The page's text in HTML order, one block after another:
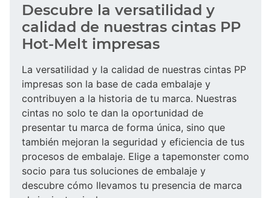
Descubre la versatilidad y
calidad de nuestras cintas PP
Hot-Melt impresas
La versatilidad y la calidad de nuestras cintas PP
impresas son la base de cada embalaje y
contribuyen a la historia de tu marca. Nuestras
cintas no solo te dan la oportunidad de
presentar tu marca de forma única, sino que
también mejoran la seguridad y eficiencia de tus
procesos de embalaje. Elige a tapemonster como
socio para tus soluciones de embalaje y
descubre cómo llevamos tu presencia de marca